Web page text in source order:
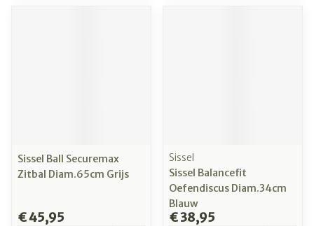
Sissel Ball Securemax
Zitbal Diam.65cm Grijs
€ 45,95
Sissel
Sissel Balancefit
Oefendiscus Diam.34cm
Blauw
€ 38,95